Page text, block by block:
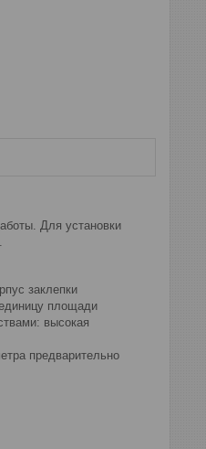
Для установки
заклепки
площади
высокая
предварительно